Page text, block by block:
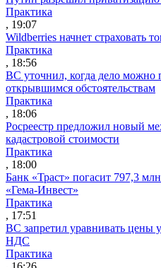
Практика
, 19:07
Wildberries начнет страховать
Практика
, 18:56
ВС уточнил, когда дело можно
открывшимся обстоятельствам
Практика
, 18:06
Росреестр предложил новый
кадастровой стоимости
Практика
, 18:00
Банк «Траст» погасит 797,3
«Гема-Инвест»
Практика
, 17:51
ВС запретил уравнивать цены
НДС
Практика